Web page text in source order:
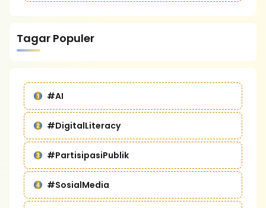
Tagar Populer
#AI
#DigitalLiteracy
#PartisipasiPublik
#SosialMedia